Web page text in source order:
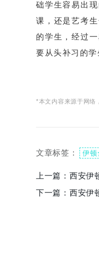
础学生容易出
课，还是艺考
的学生，经过
要从头补习的学
*本文内容来源于网络
文章标签： 伊顿
上一篇： 西安伊
下一篇： 西安伊